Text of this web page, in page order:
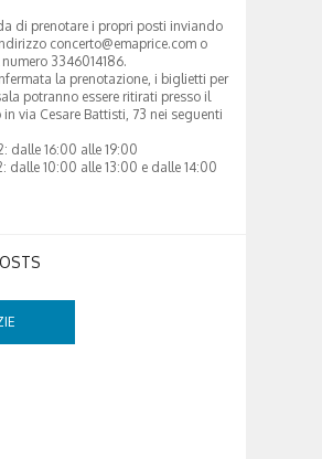
di prenotare i propri posti inviando
concerto@emaprice.com o
3346014186.
la prenotazione, i biglietti per
potranno essere ritirati presso il
via Cesare Battisti, 73 nei seguenti
dalle 16:00 alle 19:00
dalle 10:00 alle 13:00 e dalle 14:00